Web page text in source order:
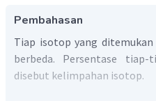
Pembahasan
Tiap isotop yang
berbeda. Persentase
disebut kelimpahan isotop.